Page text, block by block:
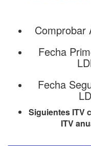
Comprobar
Fecha
Fecha
Siguientes ITV
ITV